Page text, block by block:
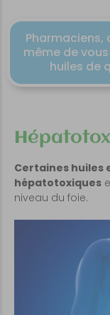
même de
huiles de
Certaines huiles
hépatotoxiques
niveau du foie.